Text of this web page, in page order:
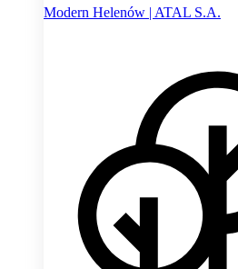
Modern Helenów | ATAL S.A.